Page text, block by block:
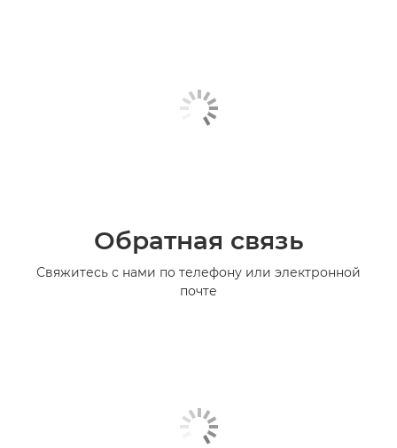
Обратная связь
Свяжитесь с нами по телефону или электронной
почте